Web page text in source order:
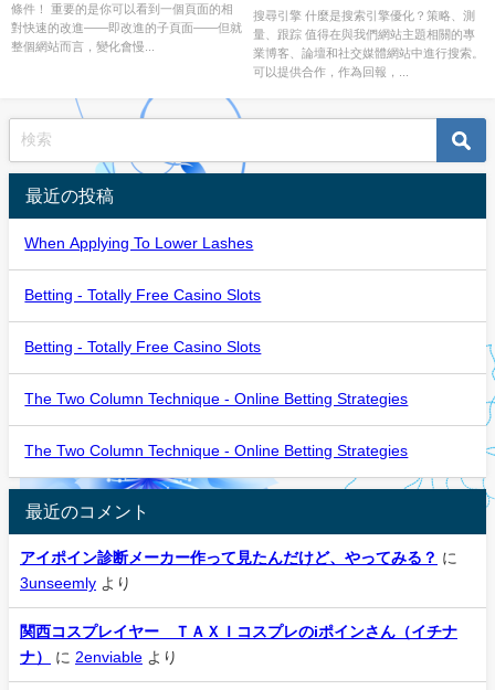
條件！ 重要的是你可以看到一個頁面的相
對快速的改進——即改進的子頁面——但就
整個網站而言，變化會慢...
搜尋引擎 什麼是搜索引擎優化？策略、測
量、跟踪 值得在與我們網站主題相關的專
業博客、論壇和社交媒體網站中進行搜索。
可以提供合作，作為回報，...
最近の投稿
When Applying To Lower Lashes
Betting - Totally Free Casino Slots
Betting - Totally Free Casino Slots
The Two Column Technique - Online Betting Strategies
The Two Column Technique - Online Betting Strategies
最近のコメント
アイポイン診断メーカー作って見たんだけど、やってみる？ に
3unseemly より
関西コスプレイヤー ＴＡＸＩコスプレのiポインさん（イチナ
ナ）
に 2enviable より